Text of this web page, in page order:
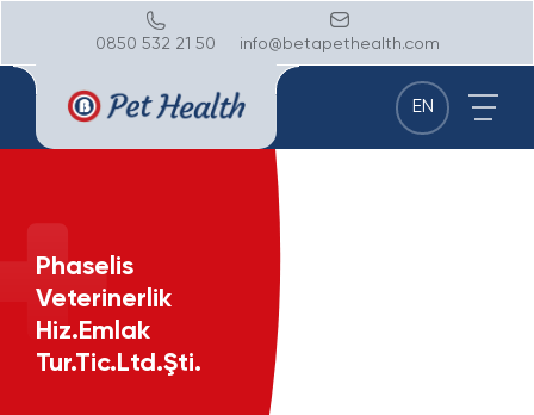
0850 532 21 50 info@betapethealth.com
EN
Phaselis
Veterinerlik
Hiz.Emlak
Tur.Tic.Ltd.Şti.